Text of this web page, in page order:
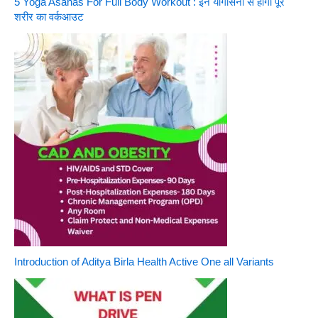
शरीर का वर्कआउट
Introduction of Aditya Birla Health Active One all Variants